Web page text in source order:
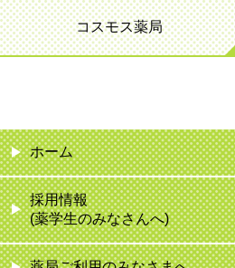
コスモス薬局
ホーム
採用情報
(薬学生のみなさんへ)